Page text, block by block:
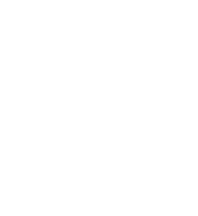
en métal